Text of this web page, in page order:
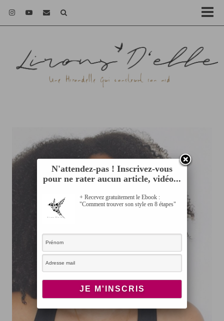
N'attendez-pas ! Inscrivez-vous
pour ne rater aucun article, vidéo...
+ Recevez gratuitement le Ebook :
"Comment trouver son style en 8 étapes"